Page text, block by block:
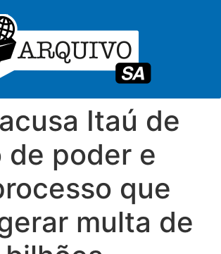
Itaú de
de poder e
que
multa de